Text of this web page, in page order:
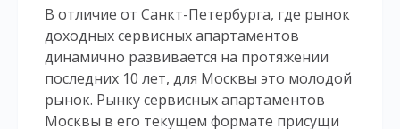
В отличие от Санкт-Петербурга, где рынок
доходных сервисных апартаментов
динамично развивается на протяжении
последних 10 лет, для Москвы это молодой
рынок. Рынку сервисных апартаментов
Москвы в его текущем формате присущи